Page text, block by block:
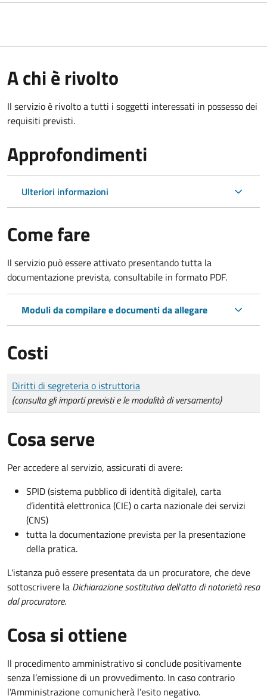
A chi è rivolto
Il servizio è rivolto a tutti i soggetti interessati in possesso dei
requisiti previsti.
Approfondimenti
Ulteriori informazioni
Come fare
Il servizio può essere attivato presentando tutta la
documentazione prevista, consultabile in formato PDF.
Moduli da compilare e documenti da allegare
Costi
Tipo di pagamento
Importo
Diritti di segreteria o istruttoria
(consulta gli importi previsti e le modalità di versamento)
Cosa serve
Per accedere al servizio, assicurati di avere:
SPID (sistema pubblico di identità digitale), carta
d’identità elettronica (CIE) o carta nazionale dei servizi
(CNS)
tutta la documentazione prevista per la presentazione
della pratica.
L'istanza può essere presentata da un procuratore, che deve
sottoscrivere la Dichiarazione sostitutiva dell'atto di notorietà resa
dal procuratore.
Cosa si ottiene
Il procedimento amministrativo si conclude positivamente
senza l’emissione di un provvedimento. In caso contrario
l’Amministrazione comunicherà l’esito negativo.